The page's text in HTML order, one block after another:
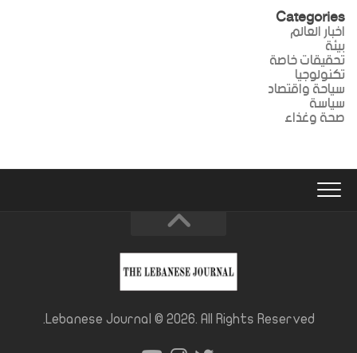
Categories
اخبار العالم
بيئة
تحقيقات خاصة
تكنولوجيا
سياحة واقتصاد
سياسة
صحة وغذاء
Lebanese Journal © 2026. All Rights Reserved.